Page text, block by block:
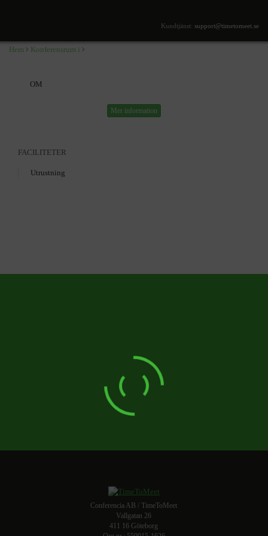
Kundtjänst: support@timetomeet.se
Hem Konferensrum i
OM
Mer information
FACILITETER
Utrustning
Conferencia AB / TimeToMeet
Vallgatan 26
411 16 Göteborg